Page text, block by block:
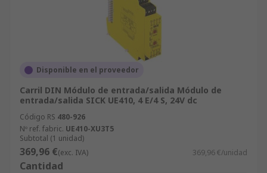
Disponible en el proveedor
Carril DIN Módulo de entrada/salida Módulo de
entrada/salida SICK UE410, 4 E/4 S, 24V dc
Código RS 480-926
Nº ref. fabric. UE410-XU3T5
Subtotal (1 unidad)
369,96 €(exc. IVA) 369,96 €/unidad
Cantidad